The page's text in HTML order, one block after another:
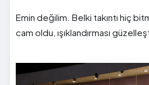
Emin değilim. Belki takıntı hiç
cam oldu, ışıklandırması